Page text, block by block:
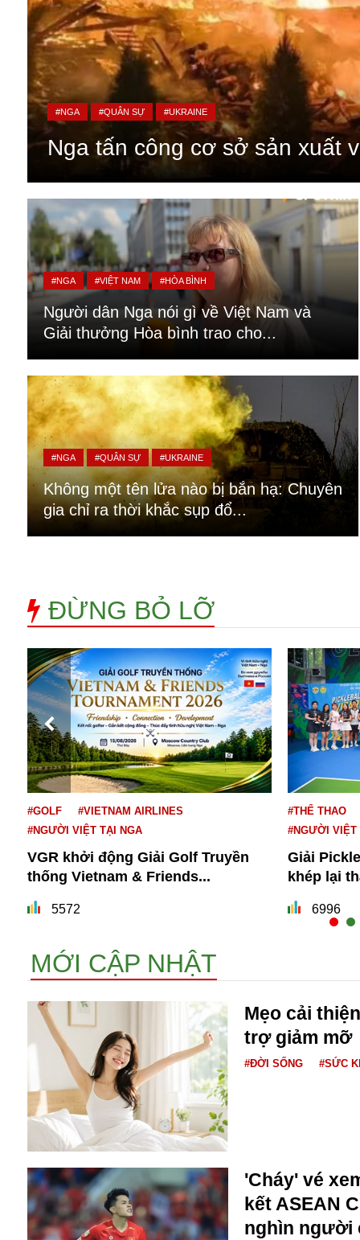
An ninh
Anh
Australia
Amazon
Army Games
Angela Merkel
Aeroflot
ASEAN
Argentina
Ai
Azovstal
Bói toán
Bóng đá
Bí ẩn
Bitcoin
Bamboo Airways
Báo Nga có gì?
Biển Đông
Barrack Obama
Bắc Kinh
Buôn bán ở Nga
Bộ Quốc phòng
Bác Hồ
Bộ Y tế
Bão tuyết
Bệnh viện
Bản quyền
Bảo tàng
#NGA #QUÂN SỰ #UKRAINE
Nga tấn công cơ sở sản xuất
#NGA #VIỆT NAM #HÒA BÌNH
Người dân Nga nói gì về Việt Nam và
Giải thưởng Hòa bình trao cho...
#NGA #QUÂN SỰ #UKRAINE
Không một tên lửa nào bị bắn hạ: Chuyên
gia chỉ ra thời khắc sụp đổ...
ĐỪNG BỎ LỠ
#GOLF
#VIETNAM AIRLINES
#NGƯỜI VIỆT TẠI NGA
VGR khởi động Giải Golf Truyền
thống Vietnam & Friends...
5572
#THỂ THAO
#NGƯỜI VIỆT
Giải
khép lại
6996
MỚI CẬP NHẬT
Mẹo cải
trợ giảm mỡ
#ĐỜI SỐNG #SỨC
'Cháy' vé
kết ASEAN
nghìn người